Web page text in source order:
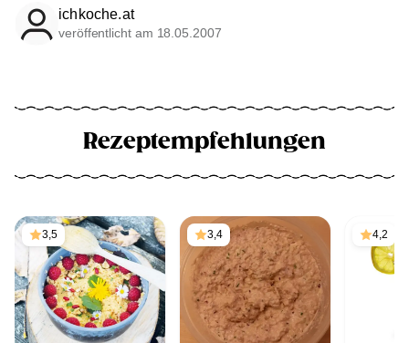
ichkoche.at
veröffentlicht am 18.05.2007
Rezeptempfehlungen
3,5 3,4 4,2